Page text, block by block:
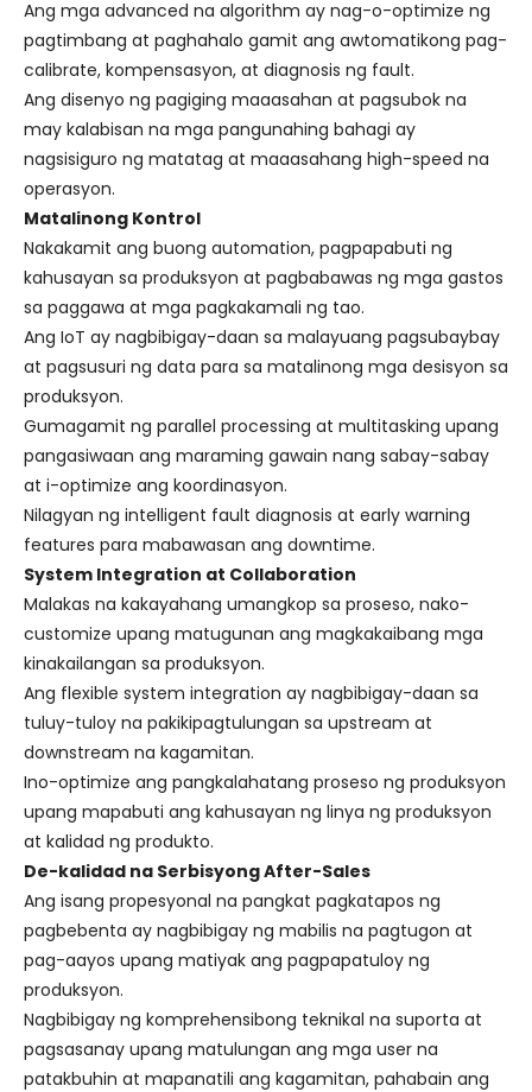
Ang mga advanced na algorithm ay nag-o-optimize ng
pagtimbang at paghahalo gamit ang awtomatikong pag-
calibrate, kompensasyon, at diagnosis ng fault.
Ang disenyo ng pagiging maaasahan at pagsubok na
may kalabisan na mga pangunahing bahagi ay
nagsisiguro ng matatag at maaasahang high-speed na
operasyon.
Matalinong Kontrol
Nakakamit ang buong automation, pagpapabuti ng
kahusayan sa produksyon at pagbabawas ng mga gastos
sa paggawa at mga pagkakamali ng tao.
Ang IoT ay nagbibigay-daan sa malayuang pagsubaybay
at pagsusuri ng data para sa matalinong mga desisyon sa
produksyon.
Gumagamit ng parallel processing at multitasking upang
pangasiwaan ang maraming gawain nang sabay-sabay
at i-optimize ang koordinasyon.
Nilagyan ng intelligent fault diagnosis at early warning
features para mabawasan ang downtime.
System Integration at Collaboration
Malakas na kakayahang umangkop sa proseso, nako-
customize upang matugunan ang magkakaibang mga
kinakailangan sa produksyon.
Ang flexible system integration ay nagbibigay-daan sa
tuluy-tuloy na pakikipagtulungan sa upstream at
downstream na kagamitan.
Ino-optimize ang pangkalahatang proseso ng produksyon
upang mapabuti ang kahusayan ng linya ng produksyon
at kalidad ng produkto.
De-kalidad na Serbisyong After-Sales
Ang isang propesyonal na pangkat pagkatapos ng
pagbebenta ay nagbibigay ng mabilis na pagtugon at
pag-aayos upang matiyak ang pagpapatuloy ng
produksyon.
Nagbibigay ng komprehensibong teknikal na suporta at
pagsasanay upang matulungan ang mga user na
patakbuhin at mapanatili ang kagamitan, pahabain ang